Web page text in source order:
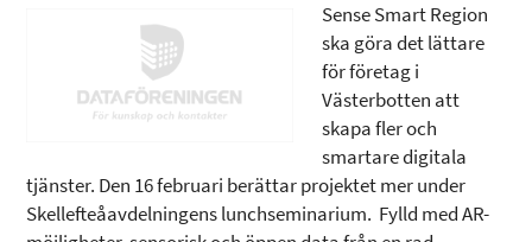
Sense Smart Region
ska göra det lättare
för företag i
Västerbotten att
skapa fler och
smartare digitala
tjänster. Den 16 februari berättar projektet mer under
Skellefteåavdelningens lunchseminarium. Fylld med AR-